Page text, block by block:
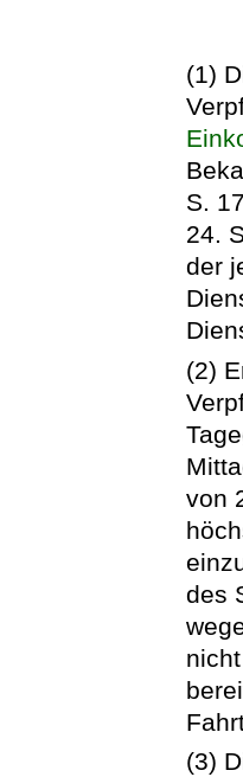
(1)
S.
24.
der
(2)
von
des
(3)